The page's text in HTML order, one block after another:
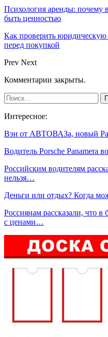
Психология аренды: почему
быть ценностью
Как проверить юридическую
перед покупкой
Prev Next
Комментарии закрыты.
Интересное:
Вэн от АВТОВАЗа, новый
Водитель Porsche Panamera
Российским водителям
нельзя…
Деньги или отдых? Когда
Россиянам рассказали, что
с ценами…